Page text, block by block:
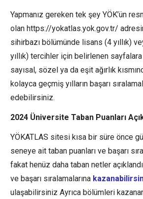
Yapmanız gereken tek şey YÖK’ün
olan https://yokatlas.yok.gov.tr/
sihirbazı bölümünde lisans (4 yıllık)
yıllık) tercihler için belirlenen sayfalara
sayısal, sözel ya da eşit ağırlık
kolayca geçmiş yılların başarı
edebilirsiniz.
2024 Üniversite Taban Puanları
YÖKATLAS sitesi kısa bir süre önce
seneye ait taban puanları ve başarı
fakat henüz daha taban netler
ve başarı sıralamalarına
ulaşabilirsiniz Ayrıca bölümleri